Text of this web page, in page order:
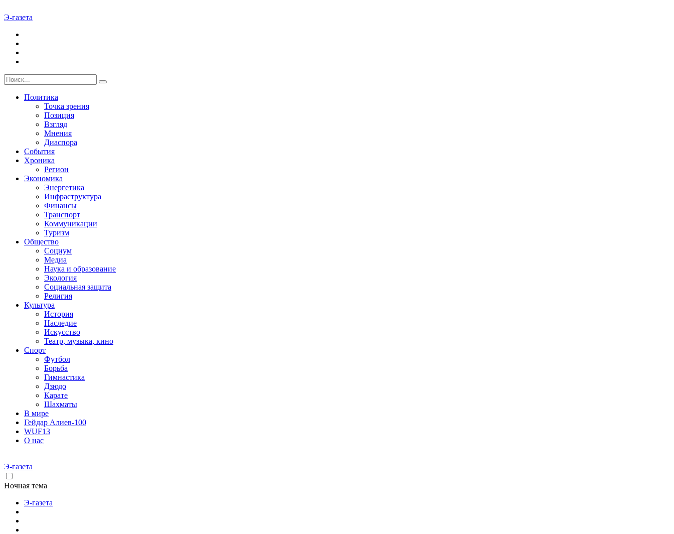
Э-газета
Политика
Точка зрения
Позиция
Взгляд
Мнения
Диаспора
События
Хроника
Регион
Экономика
Энергетика
Инфраструктура
Финансы
Транспорт
Коммуникации
Туризм
Общество
Социум
Медиа
Наука и образование
Экология
Социальная защита
Религия
Культура
История
Наследие
Искусство
Театр, музыка, кино
Спорт
Футбол
Борьба
Гимнастика
Дзюдо
Карате
Шахматы
В мире
Гейдар Алиев-100
WUF13
О нас
Э-газета
Ночная тема
Э-газета